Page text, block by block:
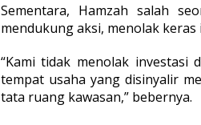
Sementara, Hamzah salah
mendukung aksi, menolak
“Kami tidak menolak investasi
tempat usaha yang disinyalir
tata ruang kawasan,” bebernya.